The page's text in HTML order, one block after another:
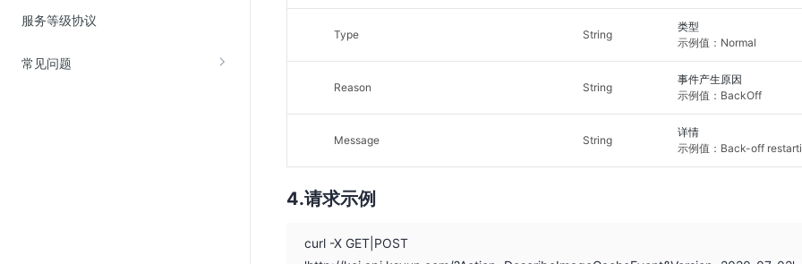
服务等级协议
常见问题
Type String
类型
示例值：Normal
Reason String
事件产生原因
示例值：BackOff
Message String
详情
示例值：Back-off
请求示例
curl -X GET|POST